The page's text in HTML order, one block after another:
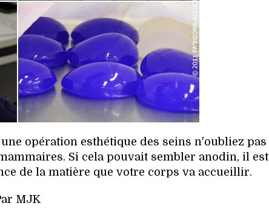
opération esthétique des seins n'oubliez pas
Si cela pouvait sembler anodin, il est
de la matière que votre corps va accueillir.
MJK